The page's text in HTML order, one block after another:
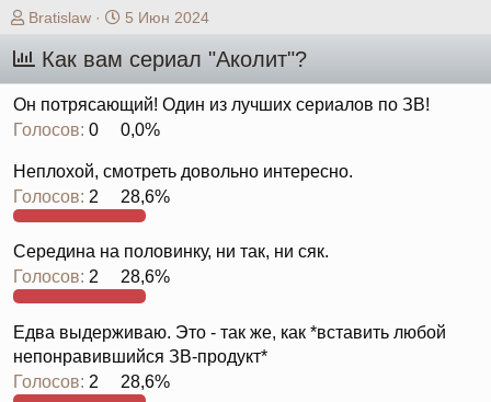
А
р
е
ы
Bratislaw
Д
т
н
а
ч
л
а
5 Июн 2024
Как вам сериал "Аколит"?
Он потрясающий! Один из лучших сериалов по ЗВ!
Голосов: 0 0,0%
Неплохой, смотреть довольно интересно.
Голосов: 2 28,6%
Середина на половинку, ни так, ни сяк.
Голосов: 2 28,6%
Едва выдерживаю. Это - так же, как *вставить любой
непонравившийся ЗВ-продукт*
Голосов: 2 28,6%